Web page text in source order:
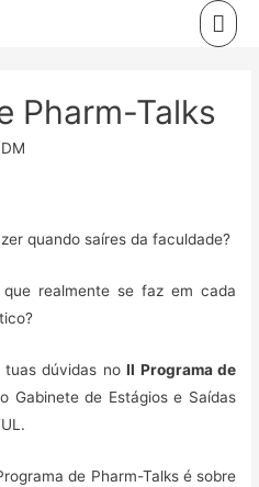
Pharm-Talks
saíres da faculdade?
se faz em cada
dúvidas noII Programa de
Gabinete de Estágios e Saídas
de Pharm-Talks é sobre